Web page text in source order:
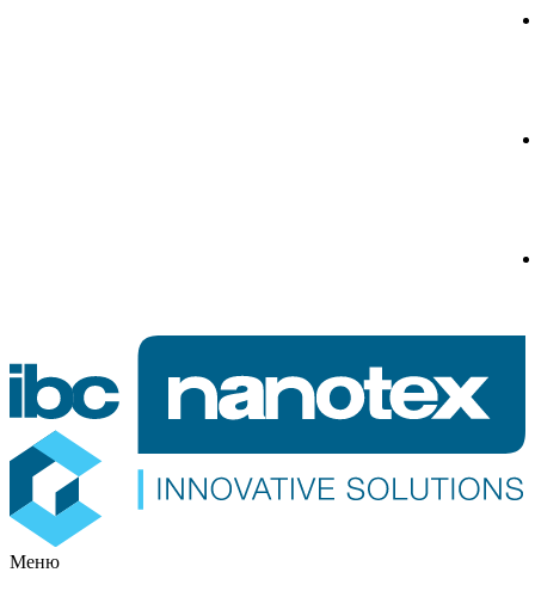
Меню